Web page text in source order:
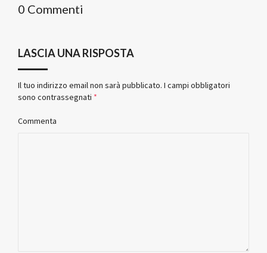
0 Commenti
LASCIA UNA RISPOSTA
Il tuo indirizzo email non sarà pubblicato. I campi obbligatori
sono contrassegnati *
Commenta